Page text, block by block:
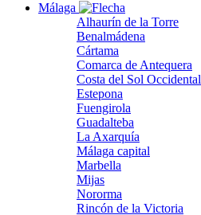
Málaga
Alhaurín de la Torre
Benalmádena
Cártama
Comarca de Antequera
Costa del Sol Occidental
Estepona
Fuengirola
Guadalteba
La Axarquía
Málaga capital
Marbella
Mijas
Nororma
Rincón de la Victoria